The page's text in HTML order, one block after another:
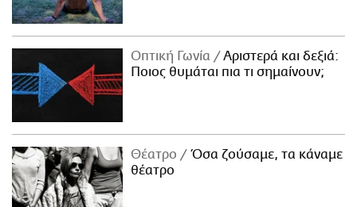
Οπτική Γωνία
Αριστερά και δεξιά:
Ποιος θυμάται πια τι σημαίνουν;
Θέατρο
Όσα ζούσαμε, τα κάναμε
θέατρο